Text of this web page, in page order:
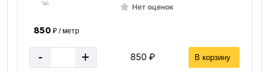
Нет оценок
850₽ / метр
- + 850 ₽ В корзину